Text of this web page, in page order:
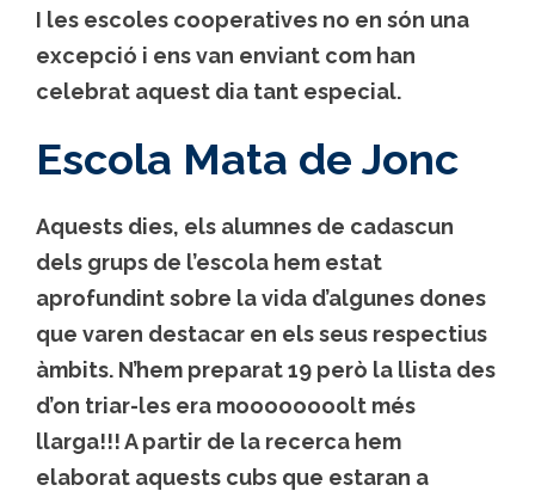
I les escoles cooperatives no en són una
excepció i ens van enviant com han
celebrat aquest dia tant especial.
Escola Mata de Jonc
Aquests dies, els alumnes de cadascun
dels grups de l’escola hem estat
aprofundint sobre la vida d’algunes dones
que varen destacar en els seus respectius
àmbits. N’hem preparat 19 però la llista des
d’on triar-les era moooooooolt més
llarga!!! A partir de la recerca hem
elaborat aquests cubs que estaran a